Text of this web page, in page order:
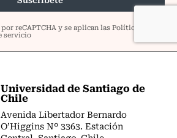
Universidad de Santiago de
Chile
Avenida Libertador Bernardo
O’Higgins Nº 3363. Estación